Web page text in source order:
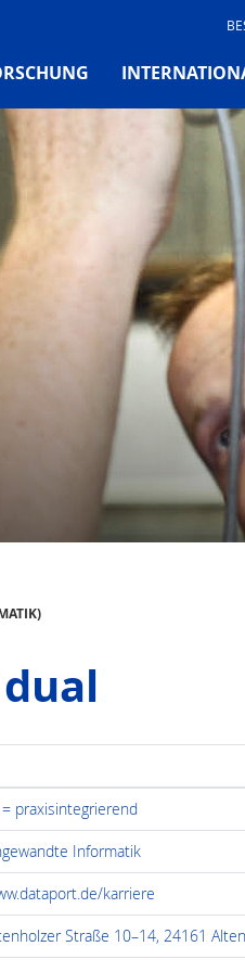
= praxisintegrierend
Informatik
karriere
Straße 10–14, 24161